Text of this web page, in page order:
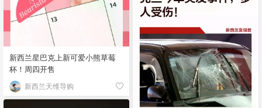
新西兰星巴克上新可爱小熊草莓
杯！周四开售
新西兰天维导购